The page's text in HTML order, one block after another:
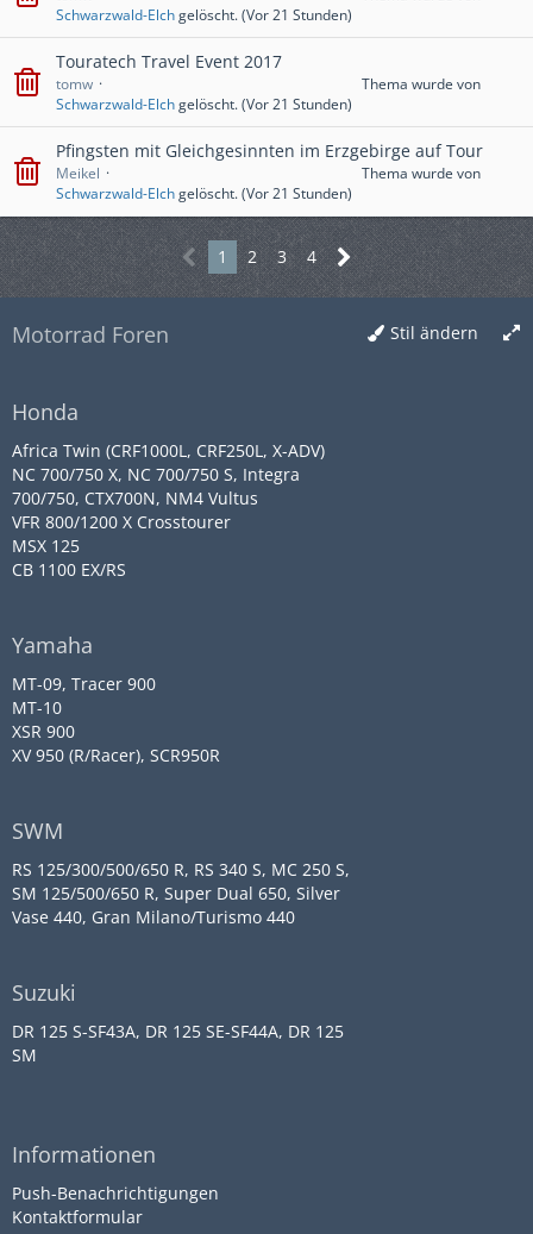
Schwarzwald-Elchgelöscht. (Vor 21 Stunden)
Touratech Travel Event 2017
tomw
Thema wurde von
Schwarzwald-Elchgelöscht. (Vor 21 Stunden)
Pfingsten mit Gleichgesinnten im Erzgebirge auf Tour
Meikel
Thema wurde von
Schwarzwald-Elchgelöscht. (Vor 21 Stunden)
1 2 3 4
Stil ändern
Motorrad Foren
Honda
Africa Twin (CRF1000L, CRF250L, X-ADV)
NC 700/750 X, NC 700/750 S, Integra
700/750, CTX700N, NM4 Vultus
VFR 800/1200 X Crosstourer
MSX 125
CB 1100 EX/RS
Yamaha
MT-09, Tracer 900
MT-10
XSR 900
XV 950 (R/Racer), SCR950R
SWM
RS 125/300/500/650 R, RS 340 S, MC 250 S,
SM 125/500/650 R, Super Dual 650, Silver
Vase 440, Gran Milano/Turismo 440
Suzuki
DR 125 S-SF43A, DR 125 SE-SF44A, DR 125
SM
Informationen
Push-Benachrichtigungen
Kontaktformular